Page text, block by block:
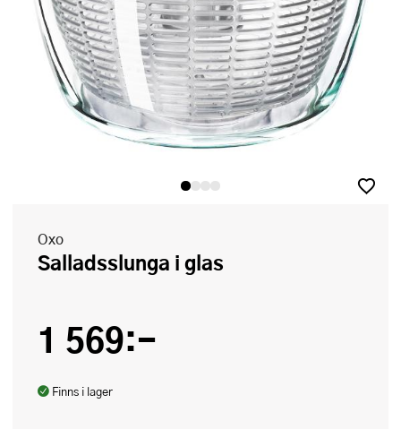
Oxo
Salladsslunga i glas
1 569:-
Finns i lager